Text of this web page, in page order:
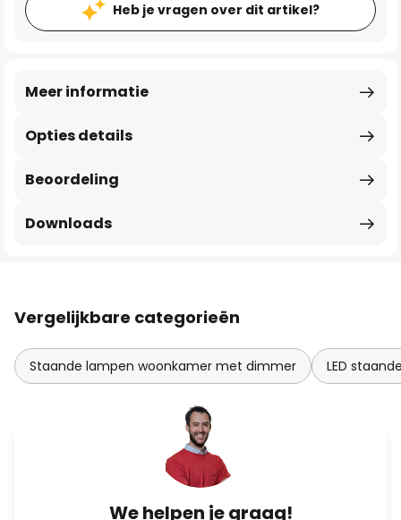
Heb je vragen over dit artikel?
Opties details
Meer informatie
Beoordeling
Downloads
Vergelijkbare categorieën
Staande lampen woonkamer met dimmer LED
We helpen je graag!